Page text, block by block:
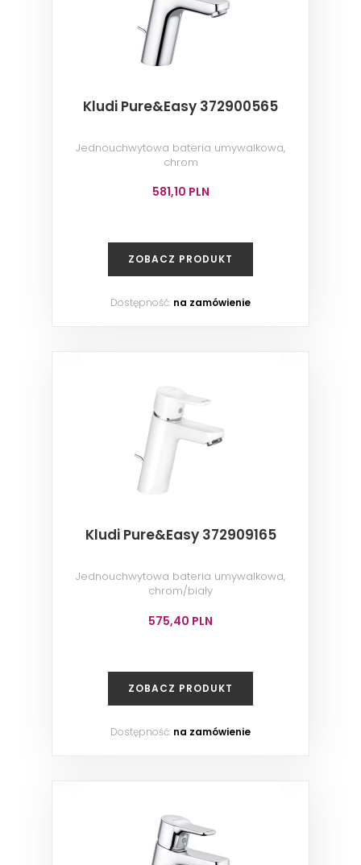
Kludi Pure&Easy 372900565
Jednouchwytowa bateria umywalkowa,
chrom
581,10 PLN
ZOBACZ PRODUKT
Dostępność: na zamówienie
Kludi Pure&Easy 372909165
Jednouchwytowa bateria umywalkowa,
chrom/biały
575,40 PLN
ZOBACZ PRODUKT
Dostępność: na zamówienie